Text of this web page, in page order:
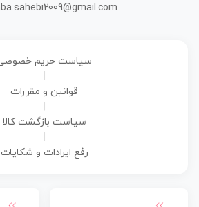
سیاست حریم
قوانین و مقررات
سیاست بازگشت کالا
رفع ایرادات و شکایات